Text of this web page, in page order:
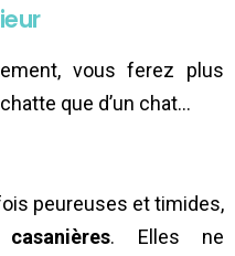
vous ferez plus
que d’un chat…
peureuses et timides,
. Elles ne